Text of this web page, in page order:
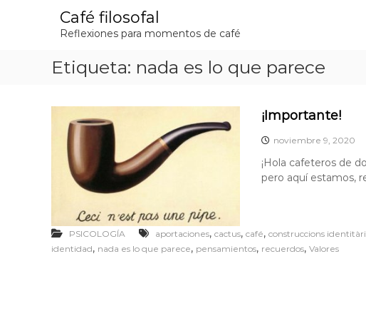
Café filosofal
Reflexiones para momentos de café
Etiqueta: nada es lo que parece
¡Importante!
noviembre 9, 2020
¡Hola cafeteros de
pero aquí estamos,
PSICOLOGÍA aportaciones, cactus, café, construccions
identidad, nada es lo que parece, pensamientos, recuerdos, Valores